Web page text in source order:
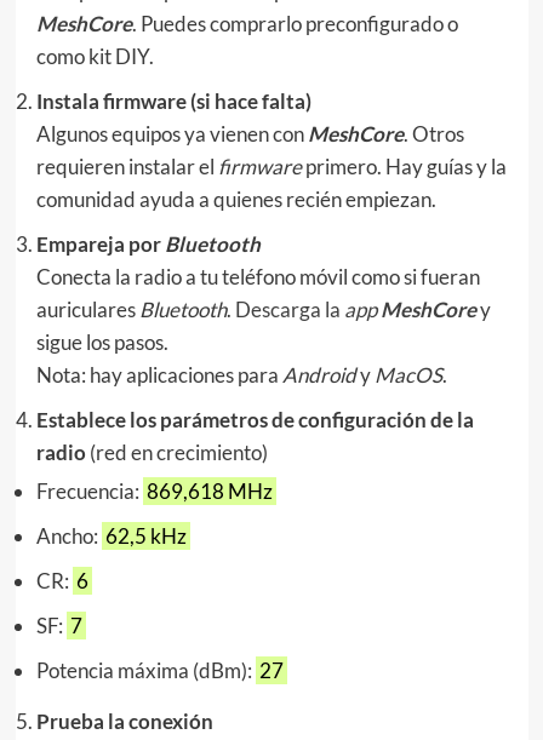
MeshCore. Puedes comprarlo preconfigurado o
como kit DIY.
Instala firmware (si hace falta)
Algunos equipos ya vienen conMeshCore. Otros
requieren instalar el firmwareprimero. Hay guías y la
comunidad ayuda a quienes recién empiezan.
Empareja porBluetooth
Conecta la radio a tu teléfono móvil como si fueran
auricularesBluetooth. Descarga la appMeshCorey
sigue los pasos.
Nota: hay aplicaciones para AndroidyMacOS.
Establece los parámetros de configuración de la
radio (red en crecimiento)
Frecuencia: 869,618 MHz
Ancho: 62,5 kHz
CR: 6
SF: 7
Potencia máxima (dBm): 27
Prueba la conexión